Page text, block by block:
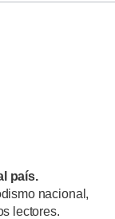
país.
nacional,
lectores.